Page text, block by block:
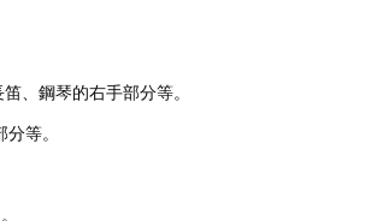
、鋼琴的右手部分等。
等。